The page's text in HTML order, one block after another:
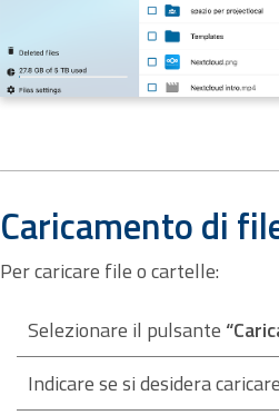
Caricamento di
Per caricare file o cartelle:
Selezionare il pulsante
Indicare se si desidera